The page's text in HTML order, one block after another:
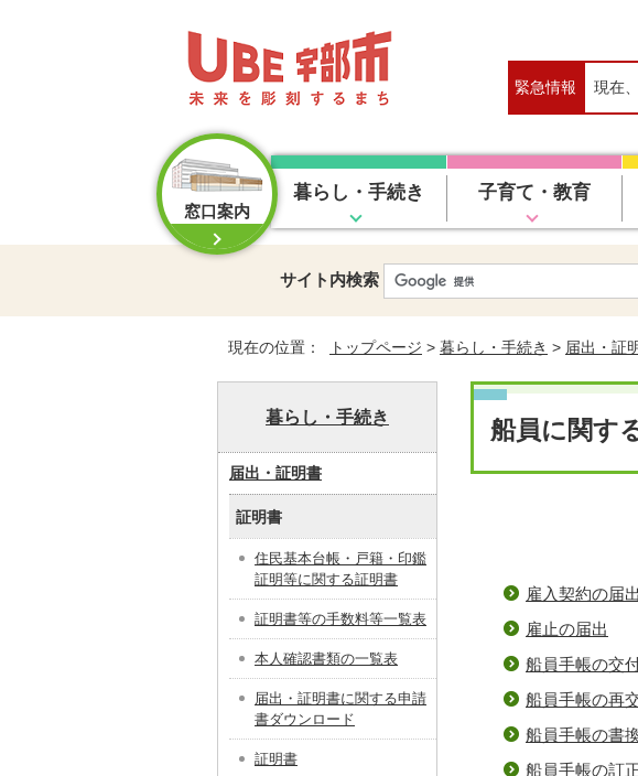
緊急情報 現在
窓口案内
暮らし・手続き 子育て・教育
サイト内検索
現在の位置： トップページ > 暮らし・手続き > 届出・証
船員に関す
雇入契約の届出
雇止の届出
船員手帳の交
船員手帳の再
船員手帳の書
船員手帳の訂
暮らし・手続き
届出・証明書
証明書
住民基本台帳・戸籍・印鑑
証明等に関する証明書
証明書等の手数料等一覧表
本人確認書類の一覧表
届出・証明書に関する申請
書ダウンロード
証明書